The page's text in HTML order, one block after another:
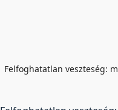
Felfoghatatlan veszteség: